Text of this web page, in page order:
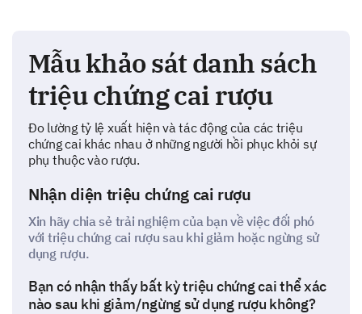
Mẫu khảo sát danh sách
triệu chứng cai rượu
Đo lường tỷ lệ xuất hiện và tác động của các triệu
chứng cai khác nhau ở những người hồi phục khỏi sự
phụ thuộc vào rượu.
Nhận diện triệu chứng cai rượu
Xin hãy chia sẻ trải nghiệm của bạn về việc đối phó
với triệu chứng cai rượu sau khi giảm hoặc ngừng sử
dụng rượu.
Bạn có nhận thấy bất kỳ triệu chứng cai thể xác
nào sau khi giảm/ngừng sử dụng rượu không?